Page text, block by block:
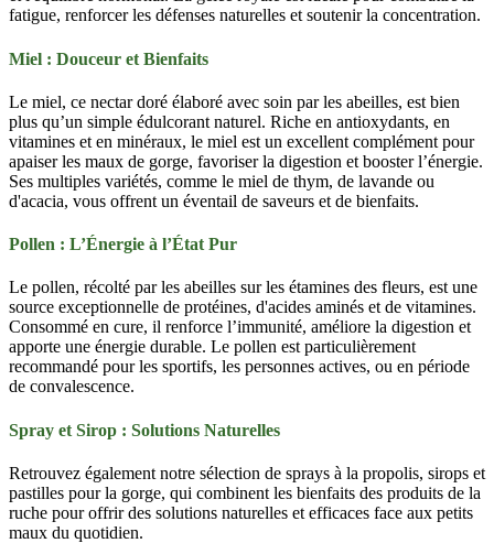
fatigue, renforcer les défenses naturelles et soutenir la concentration.
Miel : Douceur et Bienfaits
Le miel, ce nectar doré élaboré avec soin par les abeilles, est bien
plus qu’un simple édulcorant naturel. Riche en antioxydants, en
vitamines et en minéraux, le miel est un excellent complément pour
apaiser les maux de gorge, favoriser la digestion et booster l’énergie.
Ses multiples variétés, comme le miel de thym, de lavande ou
d'acacia, vous offrent un éventail de saveurs et de bienfaits.
Pollen : L’Énergie à l’État Pur
Le pollen, récolté par les abeilles sur les étamines des fleurs, est une
source exceptionnelle de protéines, d'acides aminés et de vitamines.
Consommé en cure, il renforce l’immunité, améliore la digestion et
apporte une énergie durable. Le pollen est particulièrement
recommandé pour les sportifs, les personnes actives, ou en période
de convalescence.
Spray et Sirop : Solutions Naturelles
Retrouvez également notre sélection de sprays à la propolis, sirops et
pastilles pour la gorge, qui combinent les bienfaits des produits de la
ruche pour offrir des solutions naturelles et efficaces face aux petits
maux du quotidien.